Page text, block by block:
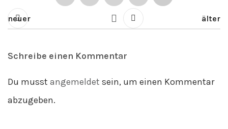
neuer älter
Schreibe einen Kommentar
Du musst angemeldet sein, um einen Kommentar
abzugeben.